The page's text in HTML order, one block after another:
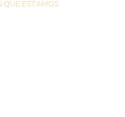
QUE ESTAMOS